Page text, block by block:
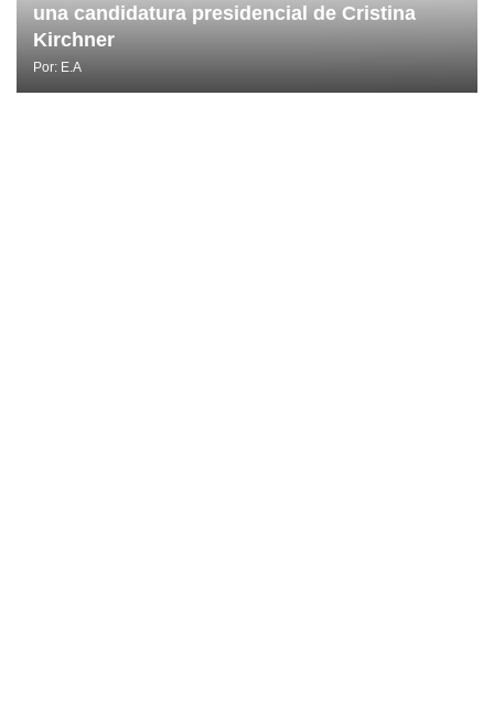
una candidatura presidencial de Cristina
Kirchner
Por: E.A